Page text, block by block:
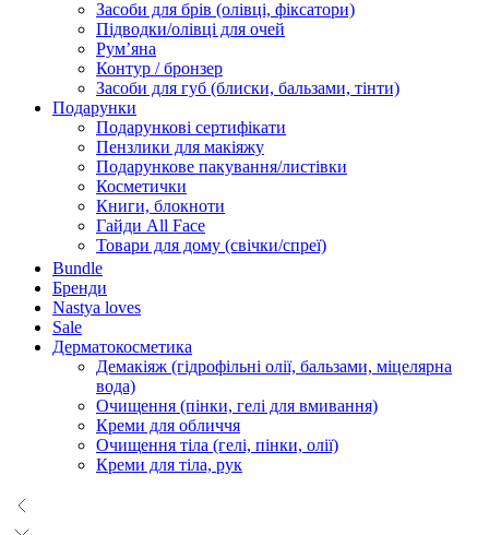
Засоби для брів (олівці, фіксатори)
Підводки/олівці для очей
Румʼяна
Контур / бронзер
Засоби для губ (блиски, бальзами, тінти)
Подарунки
Подарункові сертифікати
Пензлики для макіяжу
Подарункове пакування/листівки
Косметички
Книги, блокноти
Гайди All Face
Товари для дому (свічки/спреї)
Bundle
Бренди
Nastya loves
Sale
Дерматокосметика
Демакіяж (гідрофільні олії, бальзами, міцелярна
вода)
Очищення (пінки, гелі для вмивання)
Креми для обличчя
Очищення тіла (гелі, пінки, олії)
Креми для тіла, рук